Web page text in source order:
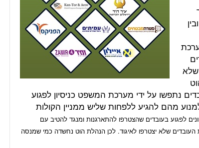
שלא
נתפשו על ידי מערכת המשפט כניסיון לפגוע
מהם להגיע ללפחות שליש ממניין הקולות
לפגוע בעובדים שהצטרפו להתארגנות ומנגד להטיב עם
שלא יצטרפו לאיגוד. לכן הנהלת הוט נחשדה כמי שמנסה